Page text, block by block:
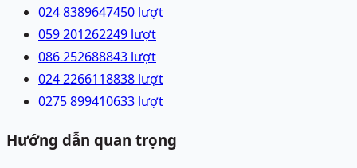
024 8389647450 lượt
059 201262249 lượt
086 252688843 lượt
024 2266118838 lượt
0275 899410633 lượt
Hướng dẫn quan trọng